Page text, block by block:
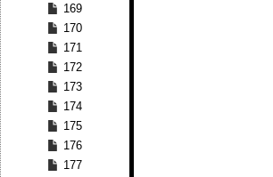
169
170
171
172
173
174
175
176
177